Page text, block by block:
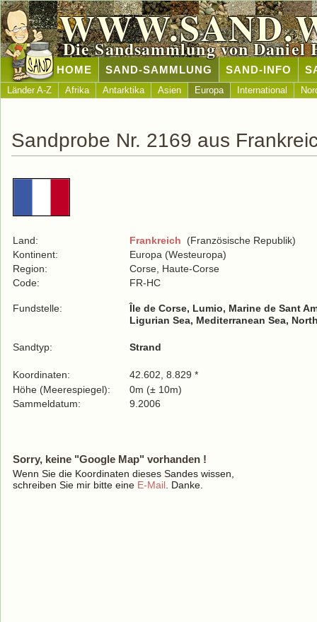
Die Sandsammlung von Daniel
HOME SAND-SAMMLUNG SAND-INFO
Länder A-Z Afrika Antarktika Asien Europa International
Sandprobe Nr. 2169 aus
Land: Frankreich (Französische Republik)
Kontinent:
Europa (Westeuropa)
Region:
Corse, Haute-Corse
Code:
FR-HC
Fundstelle:
Île de Corse, Lumio, Marine de Sant
Ligurian Sea, Mediterranean Sea,
Sandtyp: Strand
Koordinaten:
42.602, 8.829 *
Höhe (Meerespiegel):
0m (± 10m)
Sammeldatum:
9.2006
Sorry, keine "Google Map" vorhanden !
Wenn Sie die Koordinaten dieses Sandes wissen,
schreiben Sie mir bitte eine E-Mail . Danke.